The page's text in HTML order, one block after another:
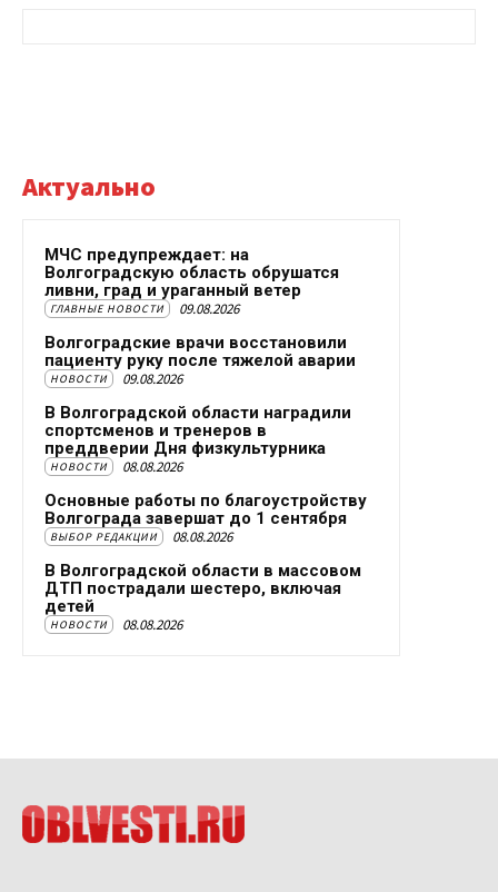
Актуально
МЧС предупреждает: на
Волгоградскую область обрушатся
ливни, град и ураганный ветер
ГЛАВНЫЕ НОВОСТИ 09.08.2026
Волгоградские врачи восстановили
пациенту руку после тяжелой аварии
НОВОСТИ 09.08.2026
В Волгоградской области наградили
спортсменов и тренеров в
преддверии Дня физкультурника
НОВОСТИ 08.08.2026
Основные работы по благоустройству
Волгограда завершат до 1 сентября
ВЫБОР РЕДАКЦИИ 08.08.2026
В Волгоградской области в массовом
ДТП пострадали шестеро, включая
детей
НОВОСТИ 08.08.2026